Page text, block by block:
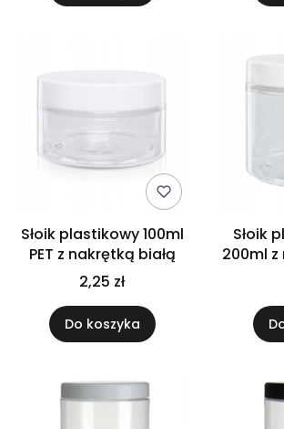
Słoik plastikowy 100ml
PET z nakrętką białą
2,25 zł
Do koszyka
Słoik
200ml z